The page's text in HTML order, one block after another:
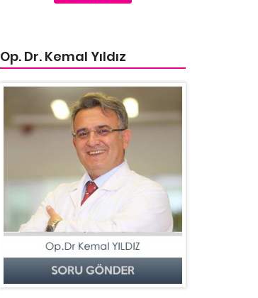
Op. Dr. Kemal Yıldız